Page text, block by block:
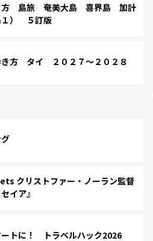
方 島旅 奄美大島 喜界島 加計
１） ５訂版
方 タイ ２０２７～２０２８
クリストファー・ノーラン監督
イア』
ートに！ トラベルハック2026